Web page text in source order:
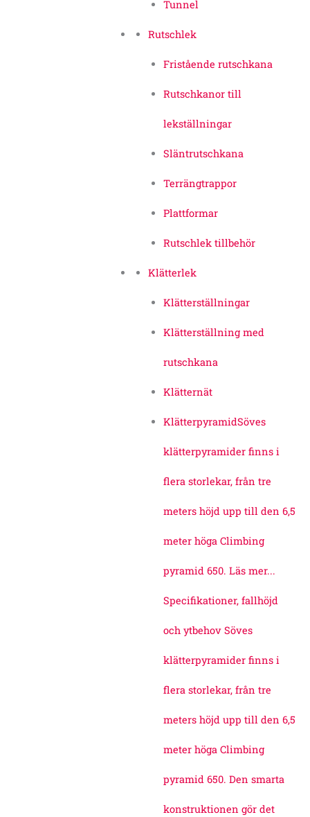
Tunnel
Rutschlek
Fristående rutschkana
Rutschkanor till
lekställningar
Släntrutschkana
Terrängtrappor
Plattformar
Rutschlek tillbehör
Klätterlek
Klätterställningar
Klätterställning med
rutschkana
Klätternät
KlätterpyramidSöves
klätterpyramider finns i
flera storlekar, från tre
meters höjd upp till den 6,5
meter höga Climbing
pyramid 650. Läs mer...
Specifikationer, fallhöjd
och ytbehov Söves
klätterpyramider finns i
flera storlekar, från tre
meters höjd upp till den 6,5
meter höga Climbing
pyramid 650. Den smarta
konstruktionen gör det